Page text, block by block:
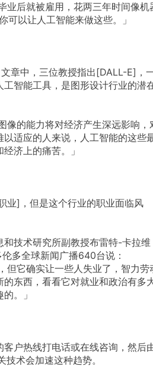
业后就被雇用，花两三年时间像机
以让人工智能来做这些。」
章中，三位教授指出[DALL-E]，
智能工具，是图形设计行业的潜
像的能力将对经济产生深远影响，
适应的人来说，人工智能的这些
济上的痛苦。」
业]，但是这个行业的职业面临风
技术研究所副教授布雷特-卡拉维
多全球新闻广播640台说：
但它确实让一些人失业了，智力劳
东西，看看它对就业和政治有多
。」
户热线打电话或在线咨询，然后
术会加速这种趋势。